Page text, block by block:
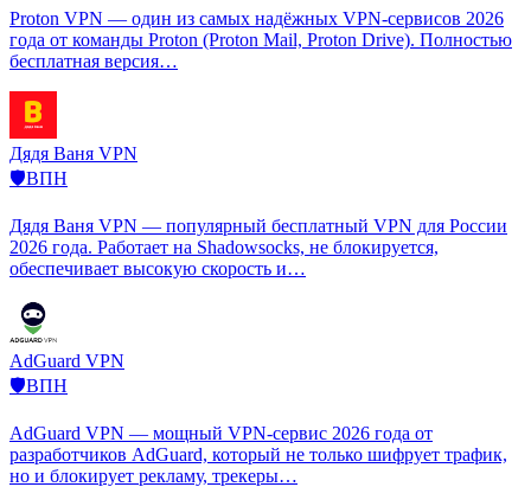
Proton VPN — один из самых надёжных VPN-сервисов 2026
года от команды Proton (Proton Mail, Proton Drive). Полностью
бесплатная версия…
Дядя Ваня VPN
🛡️ВПН
Дядя Ваня VPN — популярный бесплатный VPN для России
2026 года. Работает на Shadowsocks, не блокируется,
обеспечивает высокую скорость и…
AdGuard VPN
🛡️ВПН
AdGuard VPN — мощный VPN-сервис 2026 года от
разработчиков AdGuard, который не только шифрует трафик,
но и блокирует рекламу, трекеры…